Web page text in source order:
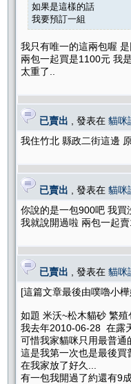
如果是這樣的話
我要預訂一組
我只有唯一的這兩包喔
兩包一起買是1100元 我
太重了..
已賣出 , 發表在 貓咪
我住竹北 縣政二街這邊
已賣出 , 發表在 貓咪
你說的是一包900吧 我買
我就說開過啦 兩包一起
已賣出 , 發表在 貓咪
[這篇文章最後由噗嚕小
如題 米沃~松木貓砂 繁
我去年2010-06-28 在露
可惜我家貓咪只用最普通
這是我第一次也是最後買
在我家放了好久...
有一包我開過了約還有9